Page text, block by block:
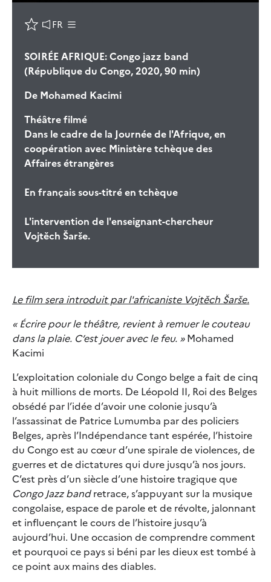
FR
SOIRÉE AFRIQUE: Congo jazz band
(République du Congo, 2020, 90 min)
De Mohamed Kacimi
Théâtre filmé
Dans le cadre de la Journée de l'Afrique, en
coopération avec Ministère tchèque des
Affaires étrangères
En français sous-titré en tchèque
L'intervention de l'enseignant-chercheur
Vojtěch Šarše.
Le film sera introduit par l'africaniste Vojtěch Šarše.
« Écrire pour le théâtre, revient à remuer le couteau
dans la plaie. C’est jouer avec le feu. »Mohamed
Kacimi
L’exploitation coloniale du Congo belge a fait de cinq
à huit millions de morts. De Léopold II, Roi des Belges
obsédé par l’idée d’avoir une colonie jusqu’à
l’assassinat de Patrice Lumumba par des policiers
Belges, après l’Indépendance tant espérée, l’histoire
du Congo est au cœur d’une spirale de violences, de
guerres et de dictatures qui dure jusqu’à nos jours.
C’est près d’un siècle d’une histoire tragique que
Congo Jazz bandretrace, s’appuyant sur la musique
congolaise, espace de parole et de révolte, jalonnant
et influençant le cours de l’histoire jusqu’à
aujourd’hui. Une occasion de comprendre comment
et pourquoi ce pays si béni par les dieux est tombé à
ce point aux mains des diables.